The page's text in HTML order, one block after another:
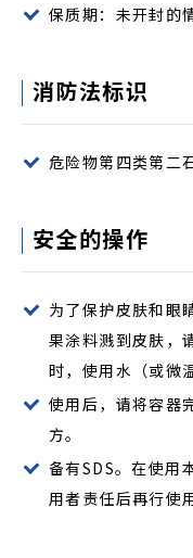
保质期：未开封的
消防法标识
危险物第四类第二
安全的操作
为了保护皮肤和眼
果涂料溅到皮肤，
时，使用水（或微
使用后，请将容器
方。
备有SDS。在使用
用者责任后再行使用